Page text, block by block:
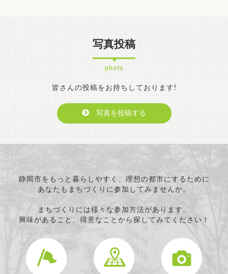
写真投稿
photo
皆さんの投稿をお持ちしております!
写真を投稿する
静岡市をもっと暮らしやすく、理想の都市にするために
あなたもまちづくりに参加してみませんか。
まちづくりには様々な参加方法があります。
興味があること、得意なことから探してみてください！